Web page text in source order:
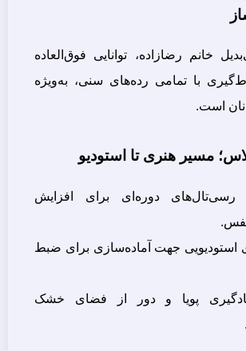
خانم رضازاده، توانایی فوق‌العاده
با تمامی رده‌های سنی، به‌ویژه
است.
رسی‌تال‌های دوره‌ای برای افزایش
استودیویی جهت آماده‌سازی برای ضبط
پویا و دور از فضای خشک